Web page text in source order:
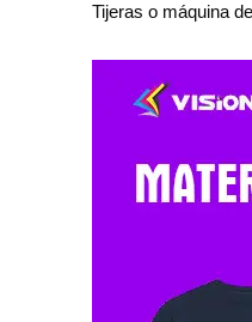
Tijeras o máquina